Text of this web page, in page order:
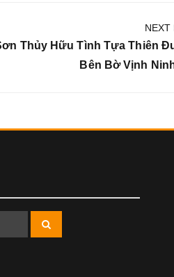
NEXT
Thủy Hữu Tình Tựa Thiên
Bên Bờ Vịnh